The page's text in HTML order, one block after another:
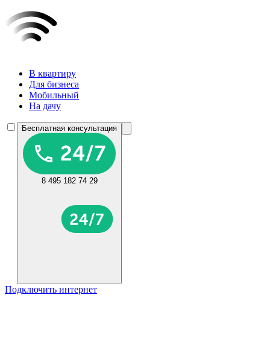
В квартиру
Для бизнеса
Мобильный
На дачу
Бесплатная консультация
8 495 182 74 29
Подключить интернет